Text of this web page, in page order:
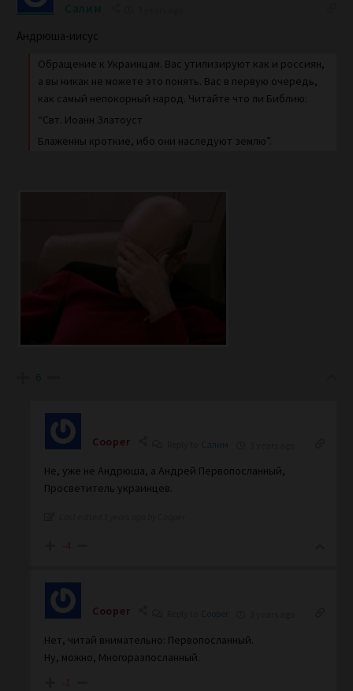
Салим
Андрюша-иисус
Обращение к Украинцам. Вас утилизируют как и россиян,
а вы никак не можете это понять. Вас в первую очередь,
как самый непокорный народ. Читайте что ли Библию:
“Свт. Иоанн Златоуст
Блаженны кроткие, ибо они наследуют землю”.
6
Cooper Салим
Не, уже не Андрюша, а Андрей Первопосланный,
Просветитель украинцев.
-4
Cooper Cooper
Нет, читай внимательно: Первопосланный.
Ну, можно, Многоразпосланный.
-1